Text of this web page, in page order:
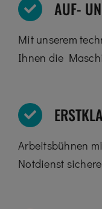
AUF-
Mit unserem
Ihnen die
Arbeitsbühnen
Notdienst